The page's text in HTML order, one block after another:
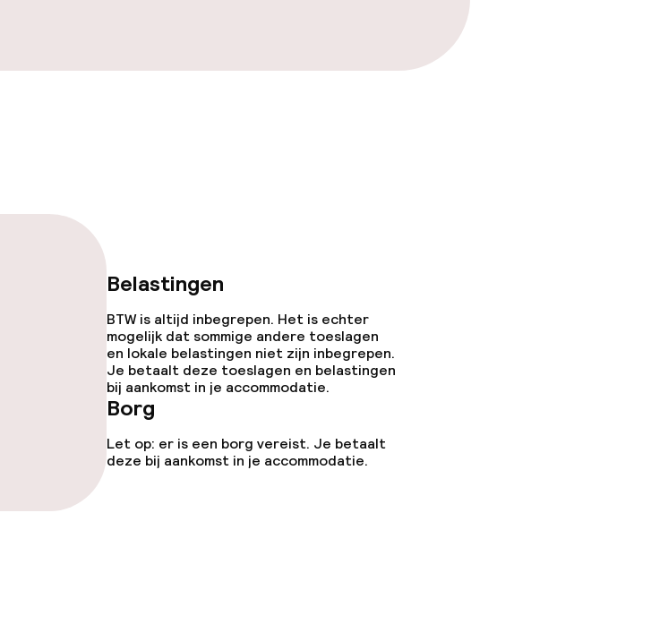
Belastingen
BTW is altijd inbegrepen. Het is echter
mogelijk dat sommige andere toeslagen
en lokale belastingen niet zijn inbegrepen.
Je betaalt deze toeslagen en belastingen
bij aankomst in je accommodatie.
Borg
Let op: er is een borg vereist. Je betaalt
deze bij aankomst in je accommodatie.